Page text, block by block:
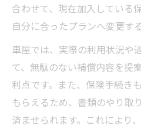
合わせて、現在加入している
自分に合ったプランへ変更す
車屋では、実際の利用状況や
て、無駄のない補償内容を提
利点です。また、保険手続き
もらえるため、書類のやり取
済ませられます。これにより